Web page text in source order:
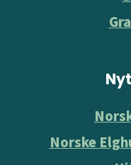
Norske